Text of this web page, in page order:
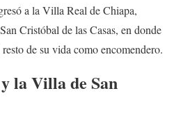
a la Villa Real de Chiapa,
Cristóbal de las Casas, en donde
de su vida como encomendero.
la Villa de San